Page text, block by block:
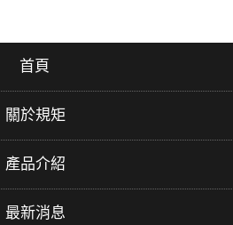
首頁
關於規矩
產品介紹
最新消息